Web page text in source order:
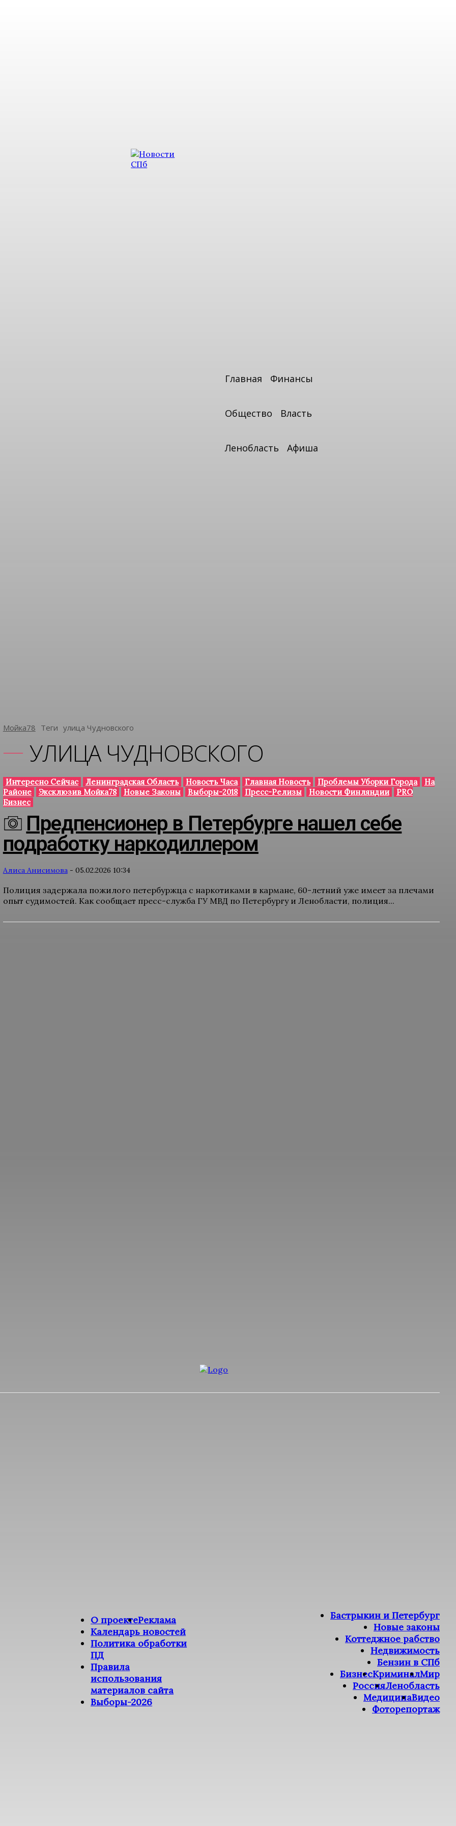
Главная Финансы
Общество Власть
Ленобласть Афиша
Мойка78 Теги Улица Чудновского
УЛИЦА ЧУДНОВСКОГО
Интересно Сейчас Ленинградская Область Новость Часа Главная Новость Проблемы Уборки Города
На
Районе
Эксклюзив Мойка78 Новые Законы Выборы-2018 Пресс-Релизы Новости Финляндии
PRO
Бизнес
Предпенсионер в Петербурге нашел себе
подработку наркодиллером
Алиса Анисимова - 05.02.2026 10:34
Полиция задержала пожилого петербуржца с наркотиками в кармане, 60-летний уже имеет за плечами
опыт судимостей. Как сообщает пресс-служба ГУ МВД по Петербургу и Ленобласти, полиция...
О проектеРеклама
Календарь новостей
Политика обработки
ПД
Правила
использования
материалов сайта
Выборы-2026
Бастрыкин и Петербург
Новые законы
Коттеджное рабство
Недвижимость
Бензин в СПб
БизнесКриминалМир
РоссияЛенобласть
МедицинаВидео
Фоторепортаж